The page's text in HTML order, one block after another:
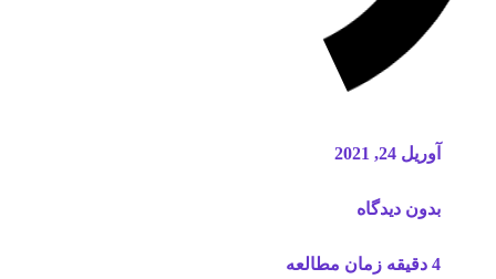
آوریل 24, 2021
بدون دیدگاه